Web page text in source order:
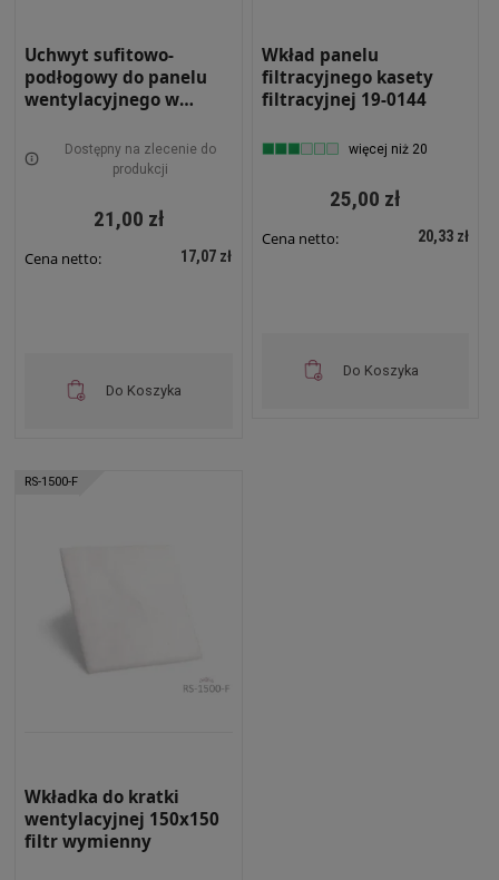
Uchwyt sufitowo-
podłogowy do panelu
wentylacyjnego w
600mm Szary 2 sztuki
19-0074-600
Dostępny na zlecenie do
produkcji
21,00 zł
Cena netto: 17,07 zł
Do Koszyka
Wkład panelu
filtracyjnego kasety
filtracyjnej 19-0144
więcej niż 20
25,00 zł
Cena netto: 20,33 zł
Do Koszyka
RS-1500-F
Wkładka do kratki
wentylacyjnej 150x150
filtr wymienny